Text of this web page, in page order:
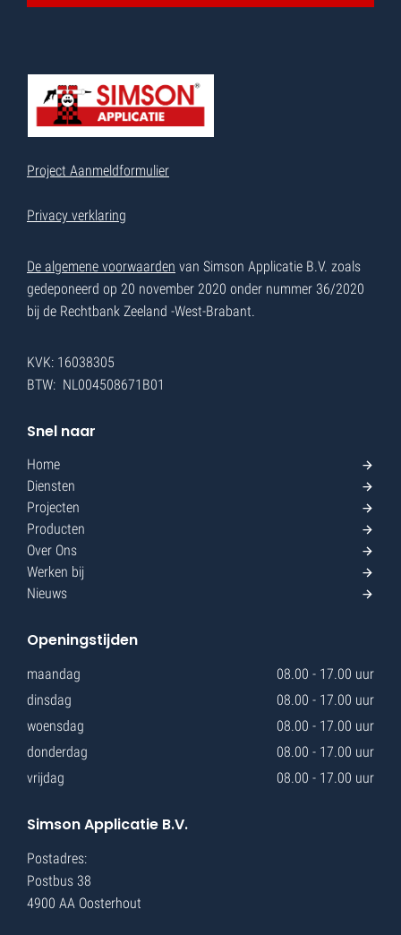
Project Aanmeldformulier
Privacy verklaring
De algemene voorwaarden van Simson Applicatie B.V. zoals
gedeponeerd op 20 november 2020 onder nummer 36/2020
bij de Rechtbank Zeeland -West-Brabant.
KVK: 16038305
BTW: NL004508671B01
Snel naar
Home
Diensten
Projecten
Producten
Over Ons
Werken bij
Nieuws
Openingstijden
maandag
08.00 - 17.00 uur
dinsdag
08.00 - 17.00 uur
woensdag
08.00 - 17.00 uur
donderdag
08.00 - 17.00 uur
vrijdag
08.00 - 17.00 uur
Simson Applicatie B.V.
Postadres:
Postbus 38
4900 AA Oosterhout